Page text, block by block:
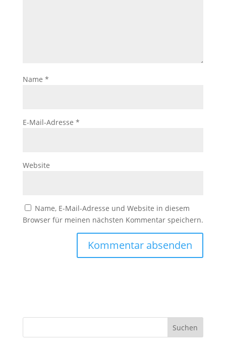
Name *
E-Mail-Adresse *
Website
Name, E-Mail-Adresse und Website in diesem
Browser für meinen nächsten Kommentar speichern.
Suchen